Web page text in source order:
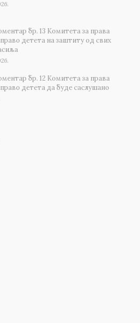
бр. 13 Комитета за права
детета на заштиту од свих
бр. 12 Комитета за права
детета да буде саслушано